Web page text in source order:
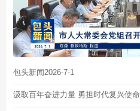
包头新闻2026-7-1
汲取百年奋进力量 勇担时代复兴使命